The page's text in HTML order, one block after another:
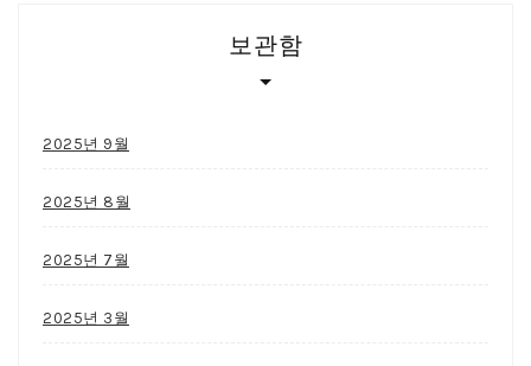
보관함
2025년 9월
2025년 8월
2025년 7월
2025년 3월